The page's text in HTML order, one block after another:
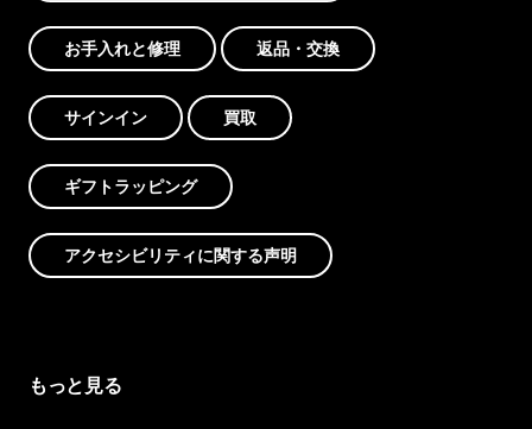
お手入れと修理 返品・交換
サインイン 買取
ギフトラッピング
アクセシビリティに関する声明
もっと見る